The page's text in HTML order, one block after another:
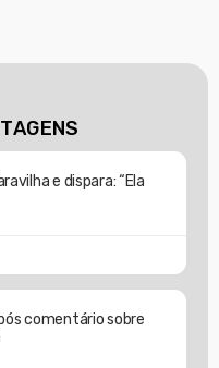
e dispara: “Ela
comentário sobre